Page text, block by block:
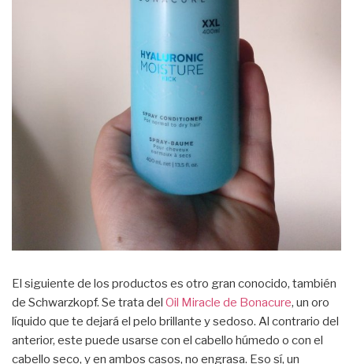
El siguiente de los productos es otro gran conocido, también
de Schwarzkopf. Se trata del Oil Miracle de Bonacure, un oro
líquido que te dejará el pelo brillante y sedoso. Al contrario del
anterior, este puede usarse con el cabello húmedo o con el
cabello seco, y en ambos casos, no engrasa. Eso sí, un